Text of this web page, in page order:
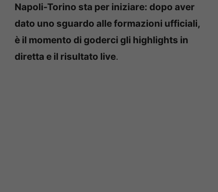
Napoli-Torino sta per iniziare: dopo aver
dato uno sguardo alle formazioni ufficiali,
è il momento di goderci gli highlights in
diretta e il risultato live.